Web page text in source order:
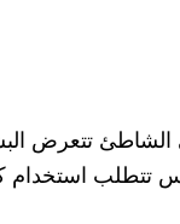
تتعرض
تتطلب استخدام